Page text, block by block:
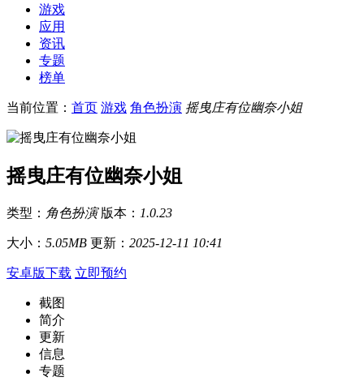
游戏
应用
资讯
专题
榜单
当前位置： 首页 游戏 角色扮演 摇曳庄有位幽奈小姐
摇曳庄有位幽奈小姐
类型： 角色扮演 版本： 1.0.23
大小： 5.05MB 更新： 2025-12-11 10:41
安卓版下载 立即预约
截图
简介
更新
信息
专题